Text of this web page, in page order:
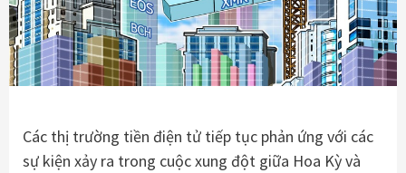
Các thị trường tiền điện tử tiếp tục phản ứng với các
sự kiện xảy ra trong cuộc xung đột giữa Hoa Kỳ và